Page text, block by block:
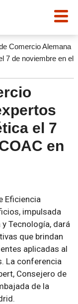
Comercio Alemana
7 de noviembre en el
el 7
en
Eficiencia
impulsada
Tecnología, dará
que brindan
aplicadas al
La conferencia
Consejero de
de la